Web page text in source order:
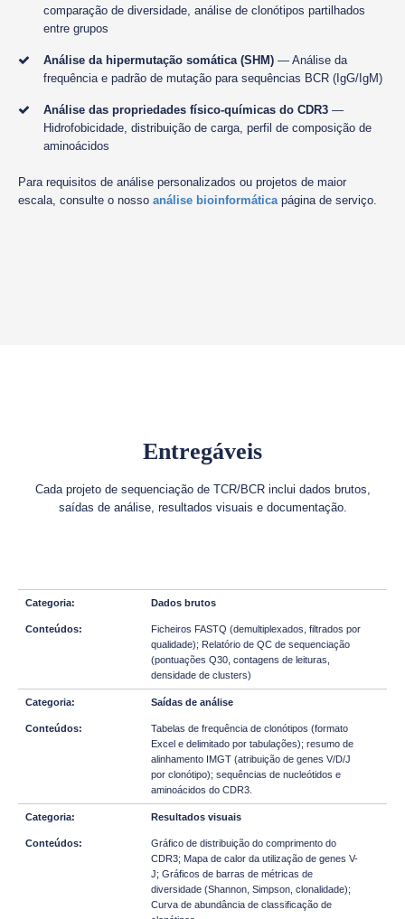
comparação de diversidade, análise de clonótipos partilhados
entre grupos
Análise da hipermutação somática (SHM) — Análise da
frequência e padrão de mutação para sequências BCR (IgG/IgM)
Análise das propriedades físico-químicas do CDR3 —
Hidrofobicidade, distribuição de carga, perfil de composição de
aminoácidos
Para requisitos de análise personalizados ou projetos de maior
escala, consulte o nosso análise bioinformáticapágina de serviço.
Entregáveis
Cada projeto de sequenciação de TCR/BCR inclui dados brutos,
saídas de análise, resultados visuais e documentação.
Dados brutos
Ficheiros FASTQ (demultiplexados, filtrados por
qualidade); Relatório de QC de sequenciação
(pontuações Q30, contagens de leituras,
densidade de clusters)
Saídas de análise
Tabelas de frequência de clonótipos (formato
Excel e delimitado por tabulações); resumo de
alinhamento IMGT (atribuição de genes V/D/J
por clonótipo); sequências de nucleótidos e
aminoácidos do CDR3.
Resultados visuais
Gráfico de distribuição do comprimento do
CDR3; Mapa de calor da utilização de genes V-
J; Gráficos de barras de métricas de
diversidade (Shannon, Simpson, clonalidade);
Curva de abundância de classificação de